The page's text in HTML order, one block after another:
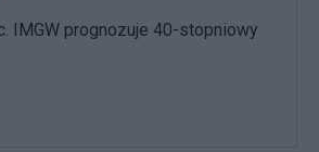
IMGW prognozuje 40-stopniowy